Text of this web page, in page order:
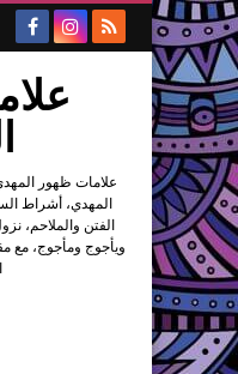
علامات ظهور
المهدي، أشراط
الفتن والملاحم،
ويأجوج ومأجوج، مع